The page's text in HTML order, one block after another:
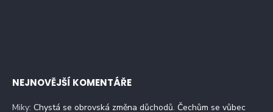
NEJNOVĚJŠÍ KOMENTÁŘE
Miky: Chystá se obrovská změna důchodů. Čechům se vůbec